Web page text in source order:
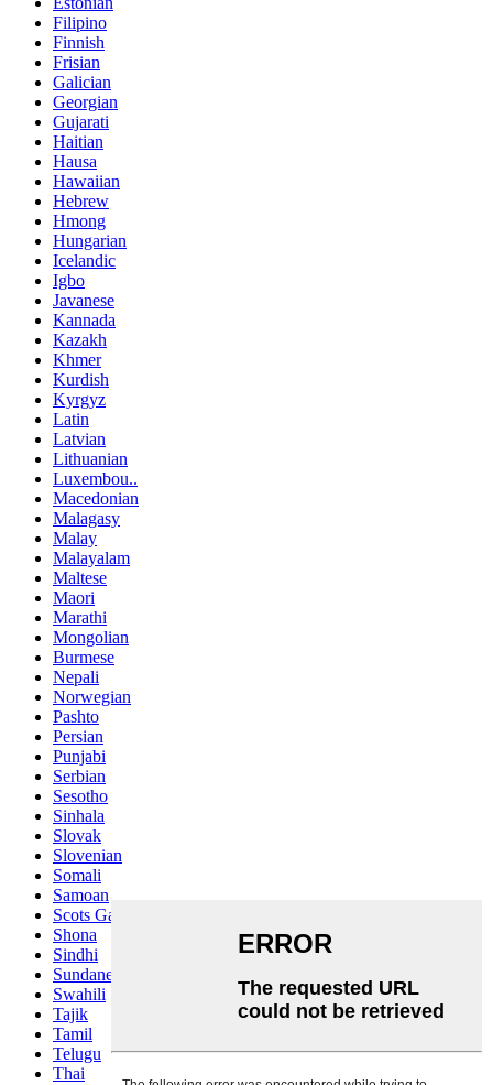
Filipino
Finnish
Frisian
Galician
Georgian
Gujarati
Haitian
Hausa
Hawaiian
Hebrew
Hmong
Hungarian
Icelandic
Igbo
Javanese
Kannada
Kazakh
Khmer
Kurdish
Kyrgyz
Latin
Latvian
Lithuanian
Luxembou..
Macedonian
Malagasy
Malay
Malayalam
Maltese
Maori
Marathi
Mongolian
Burmese
Nepali
Norwegian
Pashto
Persian
Punjabi
Serbian
Sesotho
Sinhala
Slovak
Slovenian
Somali
Samoan
Scots Gaelic
Shona
Sindhi
Sundanese
Swahili
Tajik
Tamil
Telugu
Thai